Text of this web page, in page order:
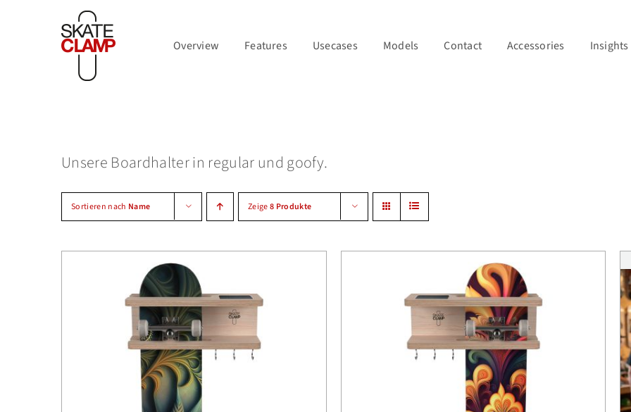
Overview Features Usecases Models Contact Accessories Insights
Unsere Boardhalter in regular und goofy.
Sortieren nach Name Zeige8 Produkte